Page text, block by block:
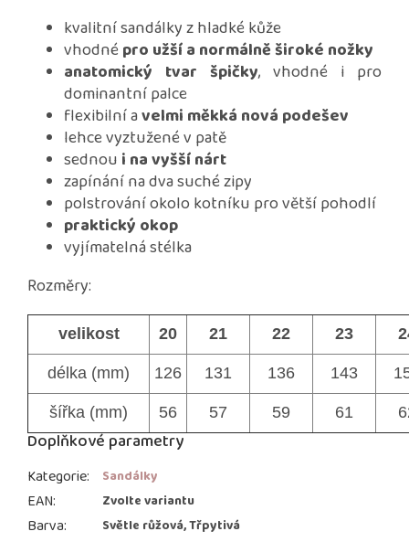
kvalitní sandálky z hladké kůže
vhodné pro užší a normálně široké nožky
anatomický tvar špičky, vhodné i pro
dominantní palce
flexibilní avelmi měkká nová podešev
lehce vyztužené v patě
sednou i na vyšší nárt
zapínání na dva suché zipy
polstrování okolo kotníku pro větší pohodlí
praktický okop
vyjímatelná stélka
Rozměry:
velikost 20 21 22 23
délka (mm) 126 131 136 143
šířka (mm) 56 57 59 61
Doplňkové parametry
Kategorie: Sandálky
EAN: Zvolte variantu
Barva: Světle růžová, Třpytivá